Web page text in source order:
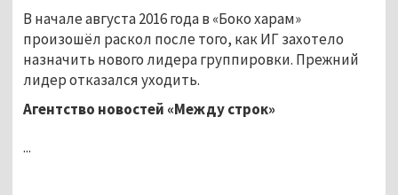
В начале августа 2016 года в «Боко харам»
произошёл раскол после того, как ИГ захотело
назначить нового лидера группировки. Прежний
лидер отказался уходить.
Агентство новостей «Между строк»
...